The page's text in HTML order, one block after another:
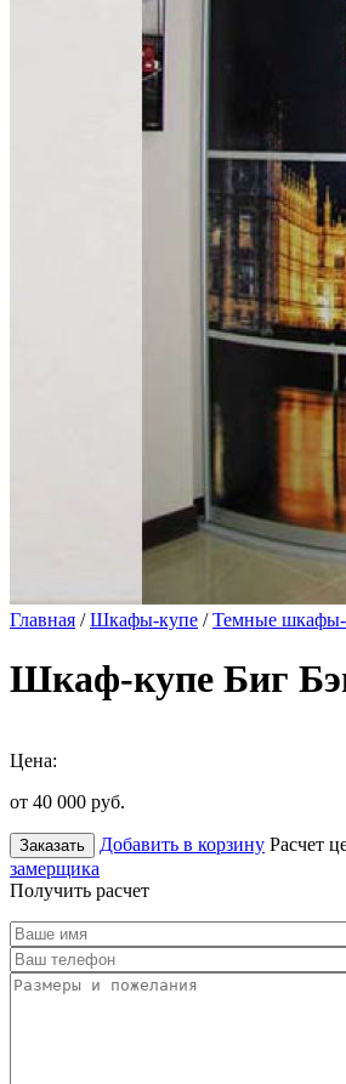
Главная /Шкафы-купе /Темные
Шкаф-купе Биг
Цена:
от 40 000 руб.
Заказать Добавить в корзину Расчет
замерщика
Получить расчет